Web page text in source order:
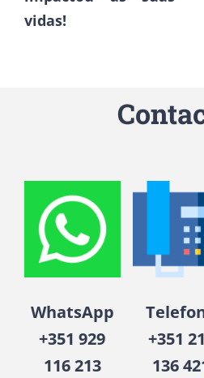
vidas!
WhatsApp
+351 929
116 213
+351
136